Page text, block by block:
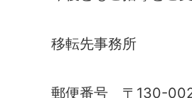
移転先事務所
郵便番号 〒130-